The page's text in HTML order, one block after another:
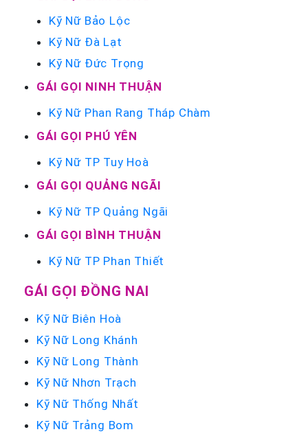
Kỹ Nữ Bảo Lộc
Kỹ Nữ Đà Lạt
Kỹ Nữ Đức Trọng
GÁI GỌI NINH THUẬN
Kỹ Nữ Phan Rang Tháp Chàm
GÁI GỌI PHÚ YÊN
Kỹ Nữ TP Tuy Hoà
GÁI GỌI QUẢNG NGÃI
Kỹ Nữ TP Quảng Ngãi
GÁI GỌI BÌNH THUẬN
Kỹ Nữ TP Phan Thiết
GÁI GỌI ĐỒNG NAI
Kỹ Nữ Biên Hoà
Kỹ Nữ Long Khánh
Kỹ Nữ Long Thành
Kỹ Nữ Nhơn Trạch
Kỹ Nữ Thống Nhất
Kỹ Nữ Trảng Bom